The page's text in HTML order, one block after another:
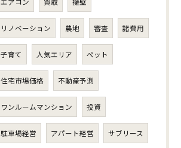
リノベーション 農地 審査 諸費用
子育て 人気エリア ペット
住宅市場価格 不動産予測
ワンルームマンション 投資
駐車場経営 アパート経営 サブリース